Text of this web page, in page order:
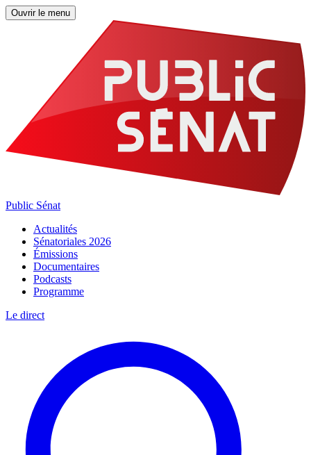
Ouvrir le menu
Public Sénat
Actualités
Sénatoriales 2026
Émissions
Documentaires
Podcasts
Programme
Le direct